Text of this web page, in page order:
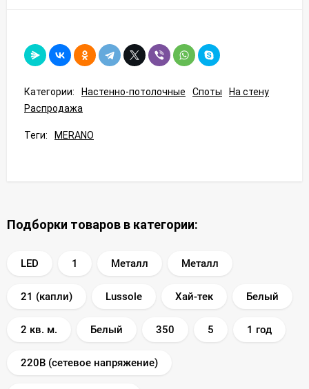
Категории: Настенно-потолочные Споты
На стену
Распродажа
Теги: MERANO
Подборки товаров в категории:
LED 1 Металл Металл
21 (капли) Lussole Хай-тек Белый
2 кв. м. Белый 350 5 1 год
220В (сетевое напряжение)